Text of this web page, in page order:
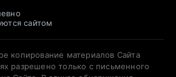
сайтом
копирование материалов Сайта
разрешено только с письменного